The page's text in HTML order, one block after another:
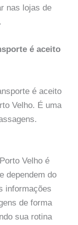
nas lojas de
é aceito
é aceito
Velho. É uma
Velho é
dependem do
informações
de forma
sua rotina